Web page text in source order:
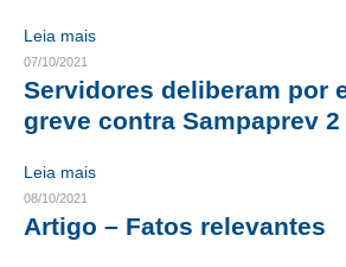
CONSELHO TECNOLÓGICO
CONSELHOS ASSESSORES
Leia mais
07/10/2021
Servidores deliberam por
greve contra Sampaprev 2
Leia mais
08/10/2021
Artigo – Fatos relevantes